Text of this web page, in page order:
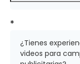
*